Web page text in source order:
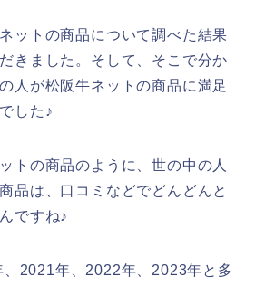
ットの商品について調べた結果
きました。そして、そこで分か
人が松阪牛ネットの商品に満足
した♪
トの商品のように、世の中の人
品は、口コミなどでどんどんと
ですね♪
2021年、2022年、2023年と多